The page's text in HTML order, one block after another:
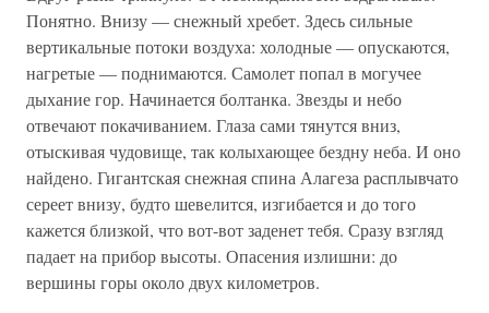
Понятно. Внизу — снежный хребет. Здесь сильные
вертикальные потоки воздуха: холодные — опускаются,
нагретые — поднимаются. Самолет попал в могучее
дыхание гор. Начинается болтанка. Звезды и небо
отвечают покачиванием. Глаза сами тянутся вниз,
отыскивая чудовище, так колыхающее бездну неба. И оно
найдено. Гигантская снежная спина Алагеза расплывчато
сереет внизу, будто шевелится, изгибается и до того
кажется близкой, что вот-вот заденет тебя. Сразу взгляд
падает на прибор высоты. Опасения излишни: до
вершины горы около двух километров.